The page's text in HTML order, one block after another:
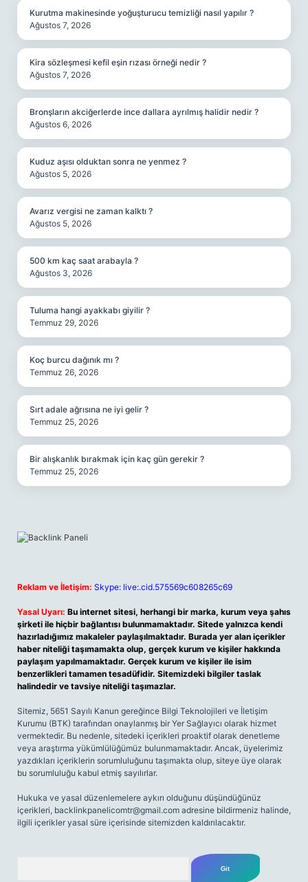
Kurutma makinesinde yoğuşturucu temizliği nasıl yapılır ?
Ağustos 7, 2026
Kira sözleşmesi kefil eşin rızası örneği nedir ?
Ağustos 7, 2026
Bronşların akciğerlerde ince dallara ayrılmış halidir nedir ?
Ağustos 6, 2026
Kuduz aşısı olduktan sonra ne yenmez ?
Ağustos 5, 2026
Avarız vergisi ne zaman kalktı ?
Ağustos 5, 2026
500 km kaç saat arabayla ?
Ağustos 3, 2026
Tuluma hangi ayakkabı giyilir ?
Temmuz 29, 2026
Koç burcu dağınık mı ?
Temmuz 26, 2026
Sırt adale ağrısına ne iyi gelir ?
Temmuz 25, 2026
Bir alışkanlık bırakmak için kaç gün gerekir ?
Temmuz 25, 2026
Reklam ve İletişim: Skype: live:.cid.575569c608265c69
Yasal Uyarı: Bu internet sitesi, herhangi bir marka, kurum veya şahıs
şirketi ile hiçbir bağlantısı bulunmamaktadır. Sitede yalnızca kendi
hazırladığımız makaleler paylaşılmaktadır. Burada yer alan içerikler
haber niteliği taşımamakta olup, gerçek kurum ve kişiler hakkında
paylaşım yapılmamaktadır. Gerçek kurum ve kişiler ile isim
benzerlikleri tamamen tesadüfidir. Sitemizdeki bilgiler taslak
halindedir ve tavsiye niteliği taşımazlar.
Sitemiz, 5651 Sayılı Kanun gereğince Bilgi Teknolojileri ve İletişim
Kurumu (BTK) tarafından onaylanmış bir Yer Sağlayıcı olarak hizmet
vermektedir. Bu nedenle, sitedeki içerikleri proaktif olarak denetleme
veya araştırma yükümlülüğümüz bulunmamaktadır. Ancak, üyelerimiz
yazdıkları içeriklerin sorumluluğunu taşımakta olup, siteye üye olarak
bu sorumluluğu kabul etmiş sayılırlar.
Hukuka ve yasal düzenlemelere aykırı olduğunu düşündüğünüz
içerikleri, backlinkpanelicomtr@gmail.com adresine bildirmeniz halinde,
ilgili içerikler yasal süre içerisinde sitemizden kaldırılacaktır.